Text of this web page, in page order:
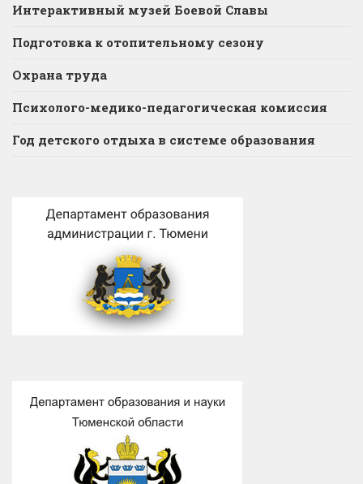
Интерактивный музей Боевой Славы
Подготовка к отопительному сезону
Охрана труда
Психолого-медико-педагогическая комиссия
Год детского отдыха в системе образования